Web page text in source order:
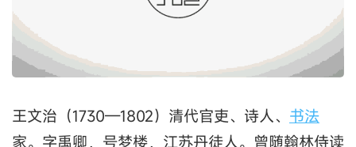
王文治（1730—1802）清代官吏、诗人、 书法
家。字禹卿，号梦楼，江苏丹徒人。曾随翰林侍读